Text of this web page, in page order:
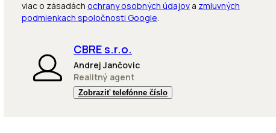
viac o zásadách ochrany osobných údajov a zmluvných
podmienkach spoločnosti Google.
CBRE s.r.o.
Andrej Jančovic
Realitný agent
Zobraziť telefónne číslo